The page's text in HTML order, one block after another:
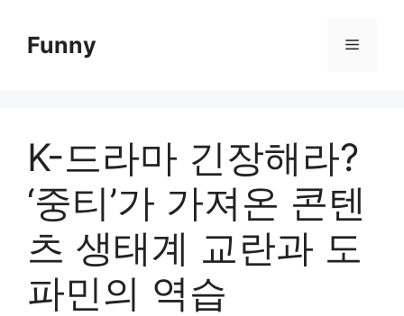
contentFunny Menu
K-드라마 긴장해라?
‘중티’가 가져온 콘텐
츠 생태계 교란과 도
파민의 역습